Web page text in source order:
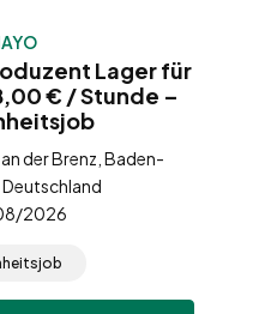
Lager für
€ / Stunde –
der Brenz, Baden-
2026